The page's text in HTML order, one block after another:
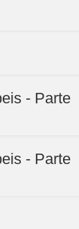
- Parte
- Parte